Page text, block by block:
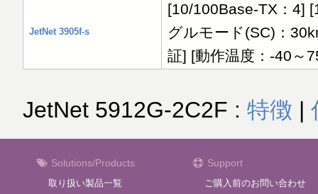
JetNet 3905f-s
[10/100Base-TX：4]
グルモード(SC)：
証] [動作温度：-40～
JetNet 5912G-2C2F : 特徴 |
Solutions/Products
取り扱い製品一覧
Support
ご購入前のお問い合わせ